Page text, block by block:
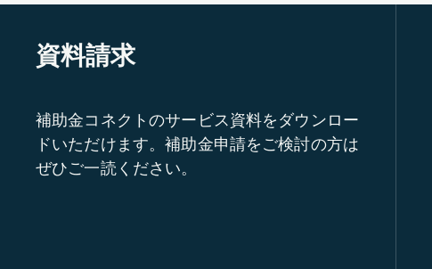
資料請求
補助金コネクトのサービス資料をダウンロー
ドいただけます。補助金申請をご検討の方は
ぜひご一読ください。